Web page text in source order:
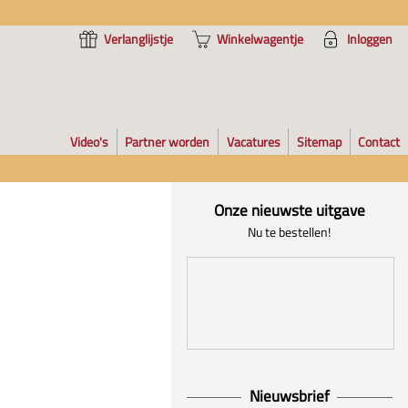
Verlanglijstje Winkelwagentje Inloggen
Video's Partner worden Vacatures Sitemap Contact
Onze nieuwste uitgave
Nu te bestellen!
Nieuwsbrief